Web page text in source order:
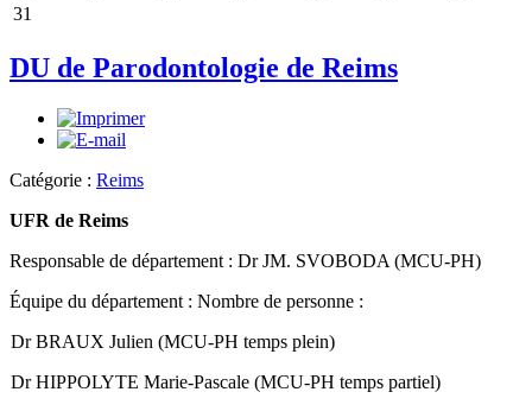
31
DU de Parodontologie de Reims
Catégorie : Reims
UFR de Reims
Responsable de département : Dr JM. SVOBODA (MCU-PH)
Équipe du département : Nombre de personne :
Dr BRAUX Julien (MCU-PH temps plein)
Dr HIPPOLYTE Marie-Pascale (MCU-PH temps partiel)